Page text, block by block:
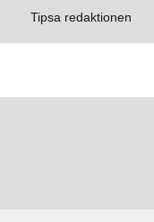
Tipsa redaktionen